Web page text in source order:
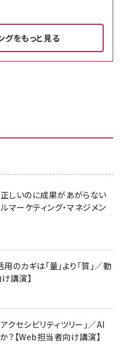
をもっと見る
06/24号 No.2500増刊
ョン[王道エンタメの矜持／
07/08号 No.2502[2026
に１億貯めた株式投資
する ルールのデザイン
カー保証5年 KLMEA128G
ルム iPhone 17 用 保護フィ
いPhone17 (6.3インチ) 対応
/アクティブノイズキャンセリ
ク
カー保証5年 KLMEA128G
ード - Amazonロゴ - クラ
III Flow USB-C & USB-C
ミッドナイトブラック)
黒ラベル 350ml 缶 24本 ビー
しいのに成果があがらない
マーケティング・マネジメン
カギは「量」より「質」／動
講演】
クセシビリティツリー」／AI
？【Web担当者向け講演】